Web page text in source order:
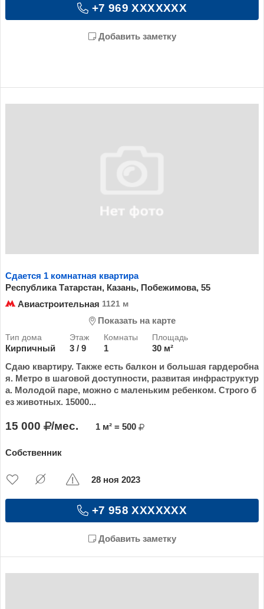
+7 969 XXXXXXX
Добавить заметку
Сдается 1 комнатная квартира
Республика Татарстан, Казань, Побежимова, 55
Авиастроительная 1121 м
Показать на карте
Кирпичный 3 / 9 1
30 м²
Сдаю квартиру. Также есть балкон и большая гардеробна
я. Метро в шаговой доступности, развитая инфраструктур
а. Молодой паре, можно с маленьким ребенком. Строго б
ез животных. 15000...
15 000 /мес. 1 м² = 500
Собственник
+7 958 XXXXXXX
Добавить заметку
28 ноя 2023